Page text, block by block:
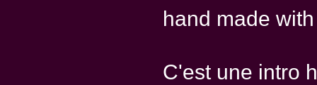
hand made
C'est une intro